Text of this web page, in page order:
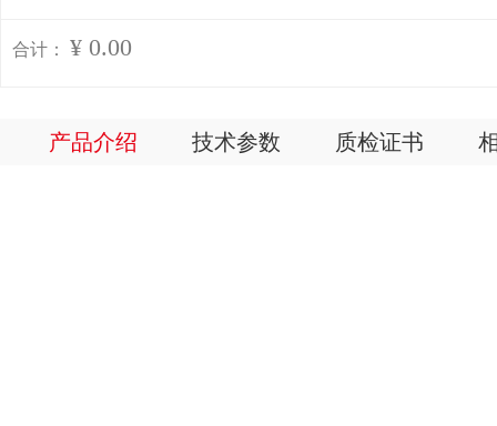
合计： ¥ 0.00
产品介绍 技术参数 质检证书